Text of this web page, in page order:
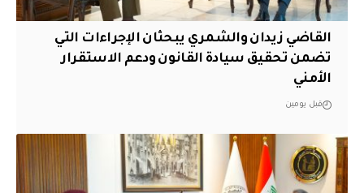
القاضي زيدان والشمري يبحثان الإجراءات التي
تضمن تحقيق سيادة القانون ودعم الاستقرار
الأمني
قبل يومين